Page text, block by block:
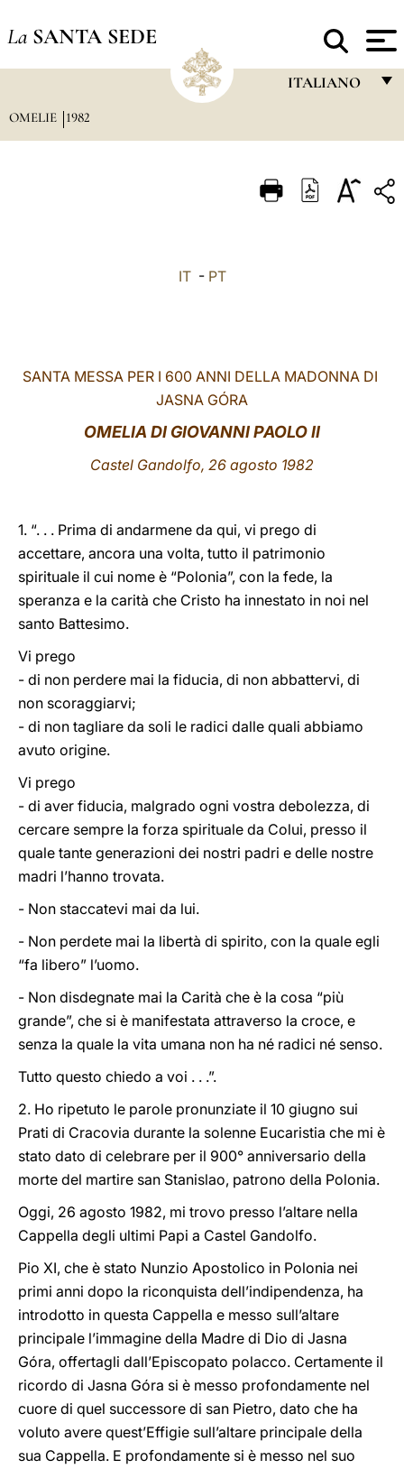
La SANTA SEDE
ITALIANO
ITALIANO
LATINE
OMELIE 1982
IT- PT
SANTA MESSA PER I 600 ANNI DELLA MADONNA DI
JASNA GÓRA
OMELIA DI GIOVANNI PAOLO II
Castel Gandolfo, 26 agosto 1982
1. “. . . Prima di andarmene da qui, vi prego di
accettare, ancora una volta, tutto il patrimonio
spirituale il cui nome è “Polonia”, con la fede, la
speranza e la carità che Cristo ha innestato in noi nel
santo Battesimo.
Vi prego
- di non perdere mai la fiducia, di non abbattervi, di
non scoraggiarvi;
- di non tagliare da soli le radici dalle quali abbiamo
avuto origine.
Vi prego
- di aver fiducia, malgrado ogni vostra debolezza, di
cercare sempre la forza spirituale da Colui, presso il
quale tante generazioni dei nostri padri e delle nostre
madri l’hanno trovata.
- Non staccatevi mai da lui.
- Non perdete mai la libertà di spirito, con la quale egli
“fa libero” l’uomo.
- Non disdegnate mai la Carità che è la cosa “più
grande”, che si è manifestata attraverso la croce, e
senza la quale la vita umana non ha né radici né senso.
Tutto questo chiedo a voi . . .”.
2. Ho ripetuto le parole pronunziate il 10 giugno sui
Prati di Cracovia durante la solenne Eucaristia che mi è
stato dato di celebrare per il 900° anniversario della
morte del martire san Stanislao, patrono della Polonia.
Oggi, 26 agosto 1982, mi trovo presso l’altare nella
Cappella degli ultimi Papi a Castel Gandolfo.
Pio XI, che è stato Nunzio Apostolico in Polonia nei
primi anni dopo la riconquista dell’indipendenza, ha
introdotto in questa Cappella e messo sull’altare
principale l’immagine della Madre di Dio di Jasna
Góra, offertagli dall’Episcopato polacco. Certamente il
ricordo di Jasna Góra si è messo profondamente nel
cuore di quel successore di san Pietro, dato che ha
voluto avere quest’Effigie sull’altare principale della
sua Cappella. E profondamente si è messo nel suo